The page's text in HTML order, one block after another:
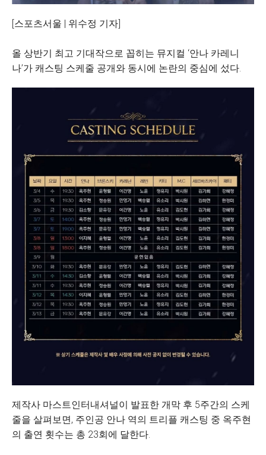
[스포츠서울 | 위수정 기자]
올 상반기 최고 기대작으로 꼽히는 뮤지컬 ‘안나 카레니
나’가 캐스팅 스케줄 공개와 동시에 논란의 중심에 섰다.
제작사 마스트인터내셔널이 발표한 개막 후 5주간의 스케
줄을 살펴보면, 주인공 안나 역의 트리플 캐스팅 중 옥주현
의 출연 횟수는 총 23회에 달한다.